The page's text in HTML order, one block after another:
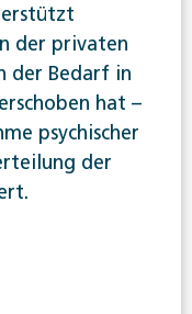
der privaten
der Bedarf in
hat –
psychischer
der